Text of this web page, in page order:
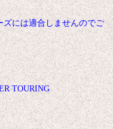
には適合しませんのでご
TOURING